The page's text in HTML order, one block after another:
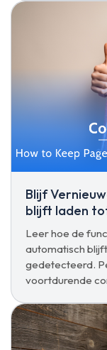
Blijf
blijft laden
Leer hoe de
automatisch
gedetecteerd.
voortdurende